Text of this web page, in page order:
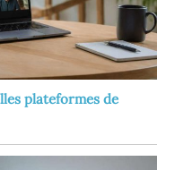
plateformes de